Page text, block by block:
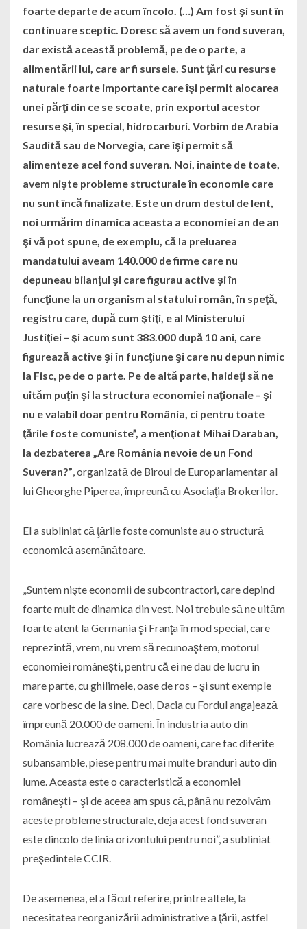
foarte departe de acum încolo. (…) Am fost şi sunt în
continuare sceptic. Doresc să avem un fond suveran,
dar există această problemă, pe de o parte, a
alimentării lui, care ar fi sursele. Sunt ţări cu resurse
naturale foarte importante care îşi permit alocarea
unei părţi din ce se scoate, prin exportul acestor
resurse şi, în special, hidrocarburi. Vorbim de Arabia
Saudită sau de Norvegia, care îşi permit să
alimenteze acel fond suveran. Noi, înainte de toate,
avem nişte probleme structurale în economie care
nu sunt încă finalizate. Este un drum destul de lent,
noi urmărim dinamica aceasta a economiei an de an
şi vă pot spune, de exemplu, că la preluarea
mandatului aveam 140.000 de firme care nu
depuneau bilanţul şi care figurau active şi în
funcţiune la un organism al statului român, în speţă,
registru care, după cum ştiţi, e al Ministerului
Justiţiei – şi acum sunt 383.000 după 10 ani, care
figurează active şi în funcţiune şi care nu depun nimic
la Fisc, pe de o parte. Pe de altă parte, haideţi să ne
uităm puţin şi la structura economiei naţionale – şi
nu e valabil doar pentru România, ci pentru toate
ţările foste comuniste”, a menţionat Mihai Daraban,
la dezbaterea „Are România nevoie de un Fond
Suveran?”, organizată de Biroul de Europarlamentar al
lui Gheorghe Piperea, împreună cu Asociaţia Brokerilor.
El a subliniat că ţările foste comuniste au o structură
economică asemănătoare.
„Suntem nişte economii de subcontractori, care depind
foarte mult de dinamica din vest. Noi trebuie să ne uităm
foarte atent la Germania şi Franţa în mod special, care
reprezintă, vrem, nu vrem să recunoaştem, motorul
economiei româneşti, pentru că ei ne dau de lucru în
mare parte, cu ghilimele, oase de ros – şi sunt exemple
care vorbesc de la sine. Deci, Dacia cu Fordul angajează
împreună 20.000 de oameni. În industria auto din
România lucrează 208.000 de oameni, care fac diferite
subansamble, piese pentru mai multe branduri auto din
lume. Aceasta este o caracteristică a economiei
româneşti – şi de aceea am spus că, până nu rezolvăm
aceste probleme structurale, deja acest fond suveran
este dincolo de linia orizontului pentru noi”, a subliniat
preşedintele CCIR.
De asemenea, el a făcut referire, printre altele, la
necesitatea reorganizării administrative a ţării, astfel